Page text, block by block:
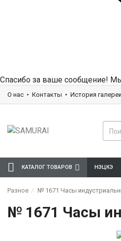
Спасибо за ваше сообщение!
О нас Контакты История галереи
КАТАЛОГ ТОВАРОВ НЭЦКЭ
Разное № 1671 Часы
№ 1671 Часы